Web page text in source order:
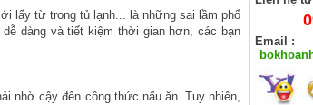
lấy từ trong tủ lạnh... là những sai lầm phổ
dàng và tiết kiệm thời gian hơn, các bạn
nhờ cậy đến công thức nấu ăn. Tuy nhiên,
Email :